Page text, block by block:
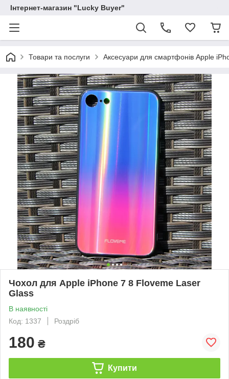
Інтернет-магазин "Lucky Buyer"
Товари та послуги Аксесуари для смартфонів Apple
Чохол для Apple iPhone 7 8 Floveme Laser
Glass
В наявності
Код: 1337
Роздріб
180 ₴
Купити